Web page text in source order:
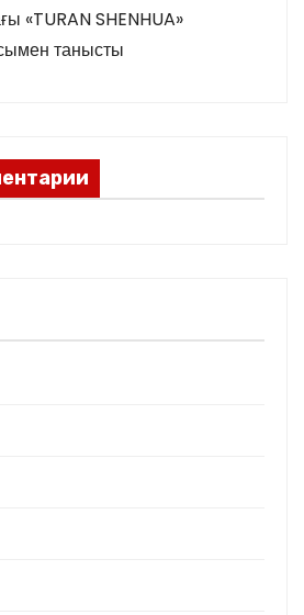
«TURAN SHENHUA»
танысты